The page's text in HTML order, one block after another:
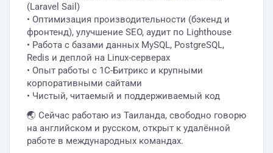
(Laravel Sail)
• Оптимизация производительности (бэкенд и
фронтенд), улучшение SEO, аудит по Lighthouse
• Работа с базами данных MySQL, PostgreSQL,
Redis и деплой на Linux-серверах
• Опыт работы с 1С-Битрикс и крупными
корпоративными сайтами
• Чистый, читаемый и поддерживаемый код
🌏 Сейчас работаю из Таиланда, свободно говорю
на английском и русском, открыт к удалённой
работе в международных командах.